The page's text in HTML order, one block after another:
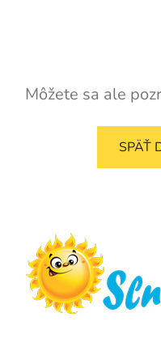
Môžete sa ale
SPÄŤ